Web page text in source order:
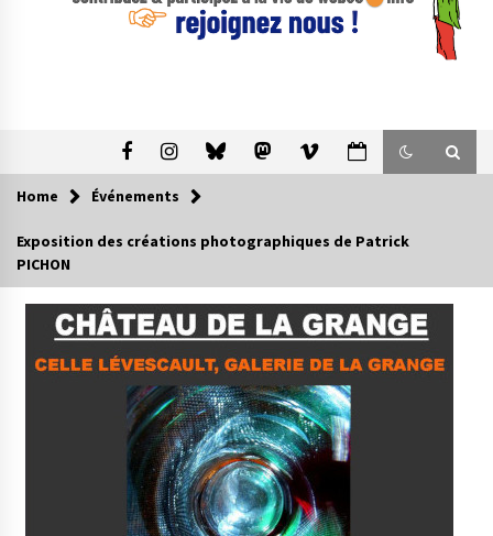
Home Événements
Exposition des créations photographiques de Patrick
PICHON